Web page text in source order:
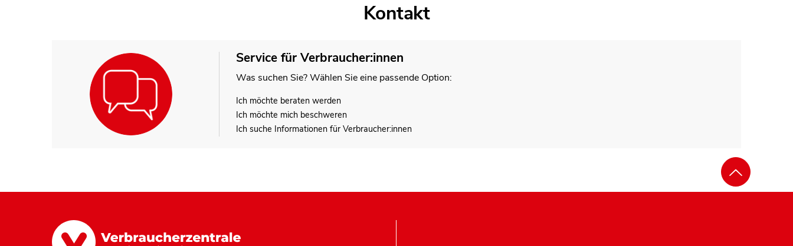
Kontakt
Service für Verbraucher:innen
Was suchen Sie? Wählen Sie eine passende Option:
Ich möchte beraten werden
Ich möchte mich beschweren
Ich suche Informationen für Verbraucher:innen